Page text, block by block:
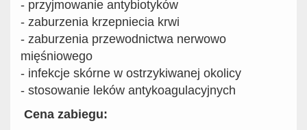
- przyjmowanie antybiotyków
- zaburzenia krzepniecia krwi
- zaburzenia przewodnictwa nerwowo
mięśniowego
- infekcje skórne w ostrzykiwanej okolicy
- stosowanie leków antykoagulacyjnych
Cena zabiegu: